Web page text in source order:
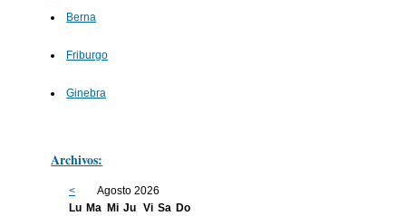
Berna
Friburgo
Ginebra
Archivos:
<
Agosto 2026
Lu Ma Mi Ju Vi Sa Do